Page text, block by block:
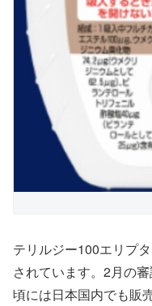
テリルジー100エリプ
されています。2月の
頃には日本国内でも販